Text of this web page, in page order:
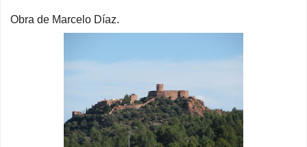
Obra de Marcelo Díaz.